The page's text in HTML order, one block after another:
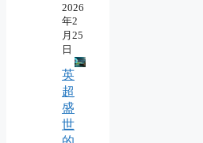
2026
年2
月25
日
英
超
盛
世